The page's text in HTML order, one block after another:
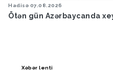
Hadisə 07.08.2026
Ötən gün Azərbaycanda
Xəbər lenti